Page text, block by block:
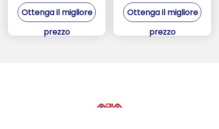
di TFT, IIC interfaccia
ha proiettato il
capacitivo
Ottenga il migliore
prezzo
LCD del pixel 1280X800,
pannello di tocco
Ottenga il migliore
prezzo